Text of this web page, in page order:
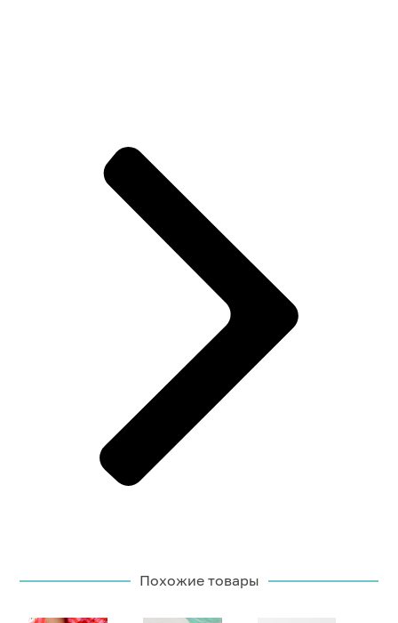
Похожие товары